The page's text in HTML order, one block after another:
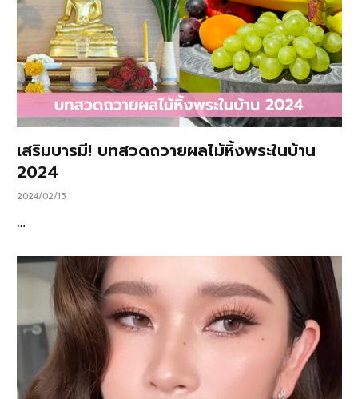
เสริมบารมี! บทสวดถวายผลไม้หิ้งพระในบ้าน
2024
2024/02/15
…